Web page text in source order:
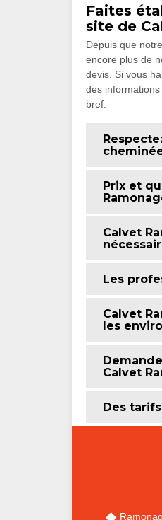
Faites
site de
Depuis que
encore plus de
devis. Si vous
des
bref.
Prix et
Calvet
Les
Calvet
les
Calvet
Des